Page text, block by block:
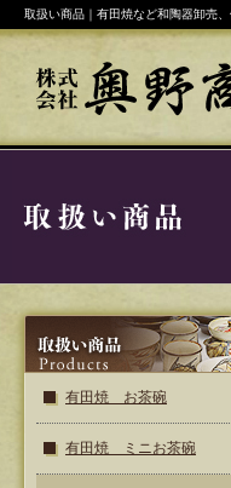
取扱い商品｜有田焼など和陶器卸売
有田焼 お茶碗
有田焼 ミニお茶碗